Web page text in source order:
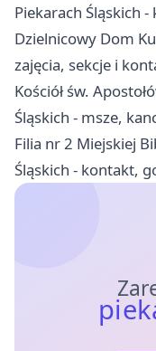
Piekarach Śląskich
Dzielnicowy Dom
zajęcia, sekcje i
Kościół św.
Śląskich - msze,
Filia nr 2 Miejskiej
Śląskich - kontakt,